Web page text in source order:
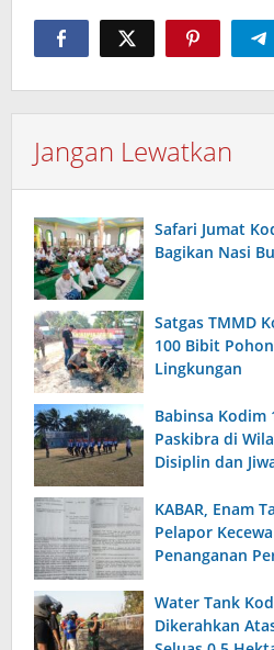
Jangan Lewatkan
Safari Jumat
Bagikan Nasi
Satgas TMMD
100 Bibit
Lingkungan
Babinsa Kodim
Paskibra di
Disiplin dan
KABAR, Enam
Pelapor
Penanganan
Water Tank
Dikerahkan